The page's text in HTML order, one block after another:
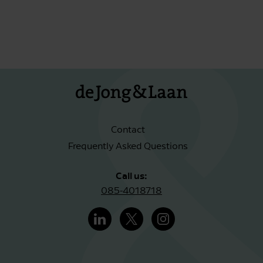
Contact
Frequently Asked Questions
Call us:
085-4018718